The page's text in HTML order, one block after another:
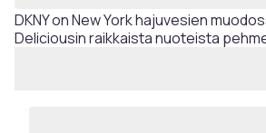
DKNY on New York hajuvesien
Deliciousin raikkaista nuoteista